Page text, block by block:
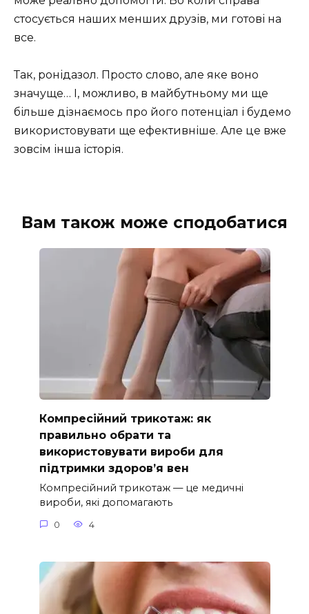
стосується наших менших друзів, ми готові на
все.
Так, ронідазол. Просто слово, але яке воно
значуще… І, можливо, в майбутньому ми ще
більше дізнаємось про його потенціал і будемо
використовувати ще ефективніше. Але це вже
зовсім інша історія.
Вам також може сподобатися
Компресійний трикотаж: як
правильно обрати та
використовувати вироби для
підтримки здоров’я вен
Компресійний трикотаж — це медичні
вироби, які допомагають
0 4